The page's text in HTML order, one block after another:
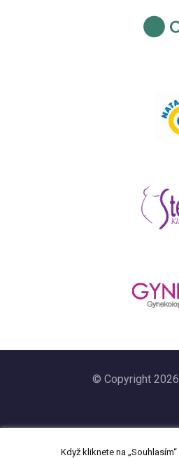
© Copyright 2026
Když kliknete na